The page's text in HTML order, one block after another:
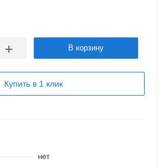
В корзину
Купить в 1 клик
нет